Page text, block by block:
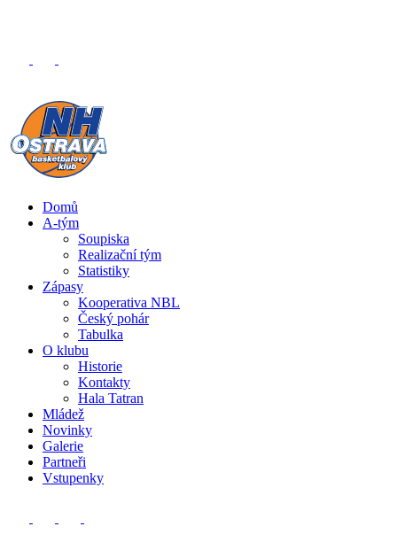
Domů
A-tým
Soupiska
Realizační tým
Statistiky
Zápasy
Kooperativa NBL
Český pohár
Tabulka
O klubu
Historie
Kontakty
Hala Tatran
Mládež
Novinky
Galerie
Partneři
Vstupenky